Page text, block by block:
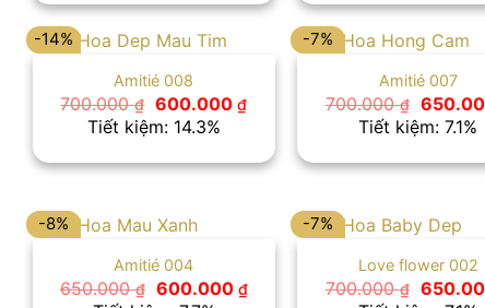
800.000 ₫.
-14%
Amitié 008
700.000₫ Giá
gốc
là:
600.000₫Giá
600.000 ₫.
Tiết kiệm: 14.3%
-7%
Amitié 007
700.000₫
Giá
gốc
là:
Tiết kiệm: 7.1%
-8%
Amitié 004
650.000₫ Giá
600.000 ₫Giá
-7%
Love flower 002
700.000₫
Giá